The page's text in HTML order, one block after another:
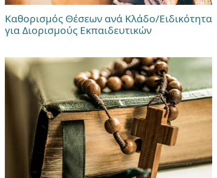
Καθορισμός Θέσεων ανά Κλάδο/Ειδικότητα
για Διορισμούς Εκπαιδευτικών